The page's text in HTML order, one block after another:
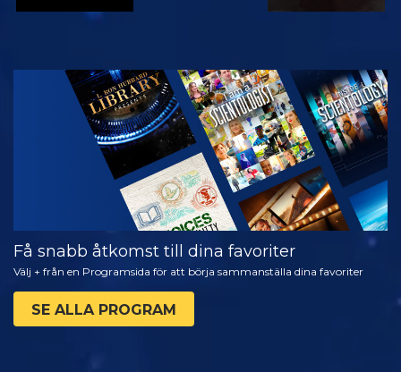
TITTA
UTFORSKA
SERIEN
Få snabb åtkomst till dina favoriter
Välj + från en Programsida för att börja sammanställa dina favoriter
SE ALLA PROGRAM